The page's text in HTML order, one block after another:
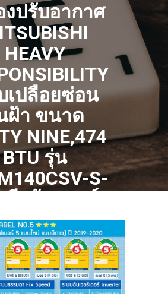
งปรับอากาศ
HEAVY
เปลือยซ่อน
ฝ้า ขนาด
NINE,474
BTU รุ่น
S-
ดีพร้อมแอร์
าคา ถูก ติด
ตั้งฟรี :
BY
COM